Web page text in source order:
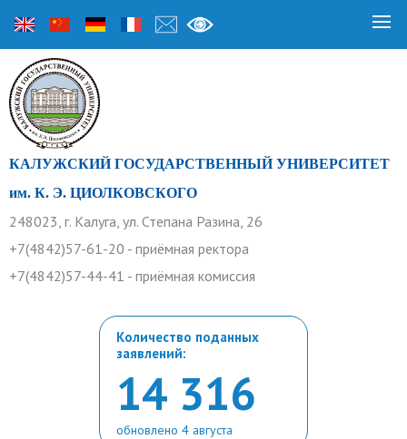
КАЛУЖСКИЙ ГОСУДАРСТВЕННЫЙ УНИВЕРСИТЕТ
им. К. Э. ЦИОЛКОВСКОГО
248023, г. Калуга, ул. Степана Разина, 26
+7(4842)57-61-20 - приёмная ректора
+7(4842)57-44-41 - приёмная комиссия
Количество поданных
заявлений:
14 316
обновлено 4 августа